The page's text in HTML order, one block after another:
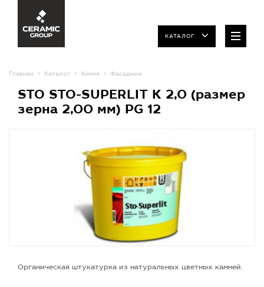
КАТАЛОГ
Главная Каталог Химия Фасадные
STO STO-SUPERLIT K 2,0 (размер
зерна 2,00 мм) PG 12
Органическая штукатурка из натуральных цветных камней.